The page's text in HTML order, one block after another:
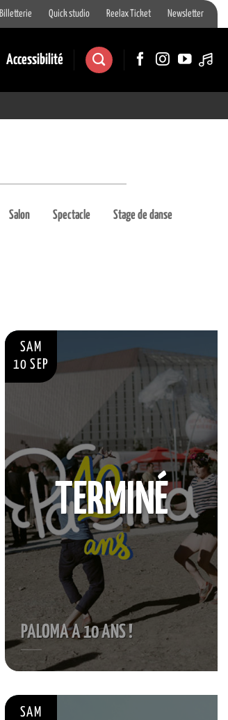
Billetterie Quick studio Reelax Ticket Newsletter
Accessibilité
Salon Spectacle
Stage de danse
SAM
10 SEP
PALOMA A 10 ANS !
TERMINÉ
SAM